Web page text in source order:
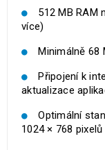
512 MB RAM
více)
Minimálně 68
Připojení k
aktualizace
Optimální
1024 × 768 pixelů